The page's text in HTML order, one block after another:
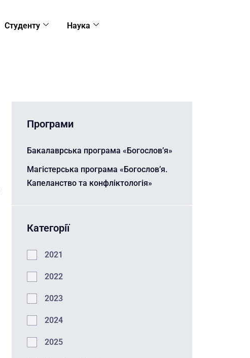
Студенту Наука
Програми
Бакалаврська програма «Богослов’я»
Магістерська програма «Богослов’я.
Капеланство та конфліктологія»
Категорії
2021
2022
2023
2024
2025